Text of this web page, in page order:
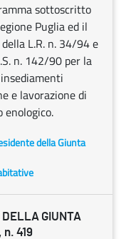
sottoscritto
Puglia ed il
L.R. n. 34/94 e
n. 142/90 per la
e lavorazione di
della Giunta
DELLA GIUNTA
n. 419